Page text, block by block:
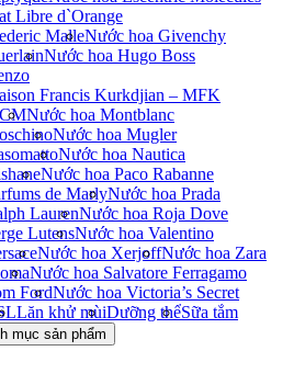
Libre d`Orange
MalleNước hoa Givenchy
Nước hoa Hugo Boss
Francis Kurkdjian – MFK
Nước hoa Montblanc
Nước hoa Mugler
Nước hoa Nautica
Nước hoa Paco Rabanne
de MarlyNước hoa Prada
LaurenNước hoa Roja Dove
LutensNước hoa Valentino
Nước hoa XerjoffNước hoa Zara
Nước hoa Salvatore Ferragamo
FordNước hoa Victoria’s Secret
Lăn khử mùiDưỡng thểSữa tắm
mục sản phẩm